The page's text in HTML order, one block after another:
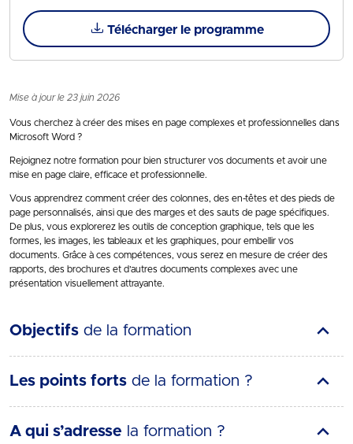
Télécharger le programme
Mise à jour le 23 juin 2026
Vous cherchez à créer des mises en page complexes et professionnelles dans
Microsoft Word ?
Rejoignez notre formation pour bien structurer vos documents et avoir une
mise en page claire, efficace et professionnelle.
Vous apprendrez comment créer des colonnes, des en-têtes et des pieds de
page personnalisés, ainsi que des marges et des sauts de page spécifiques.
De plus, vous explorerez les outils de conception graphique, tels que les
formes, les images, les tableaux et les graphiques, pour embellir vos
documents. Grâce à ces compétences, vous serez en mesure de créer des
rapports, des brochures et d’autres documents complexes avec une
présentation visuellement attrayante.
Objectifs de la formation
Les points forts de la formation ?
A qui s’adresse la formation ?